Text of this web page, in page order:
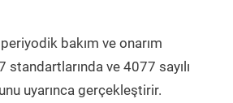
bakım ve onarım
ve 4077 sayılı
uyarınca gerçekleştirir.